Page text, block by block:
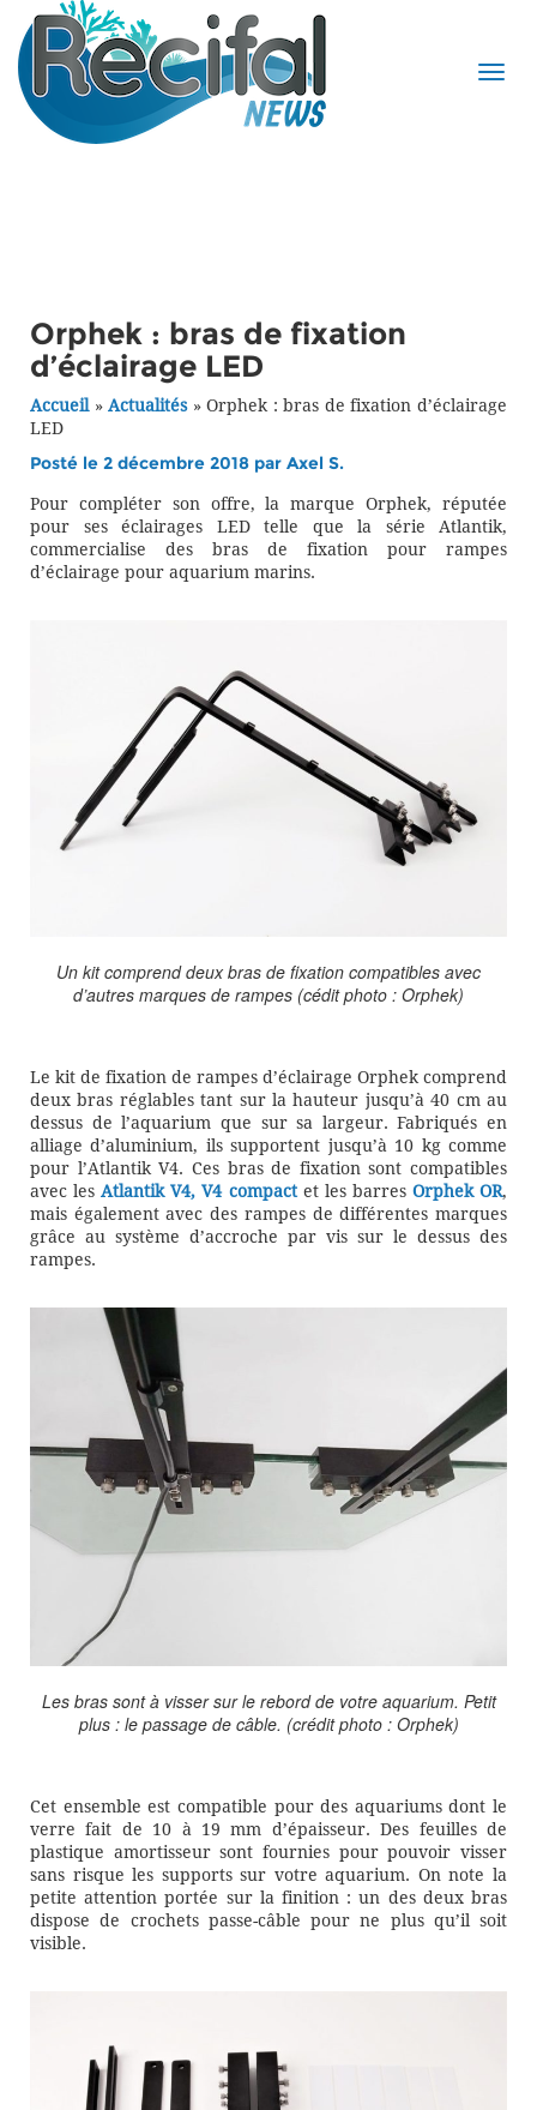
Orphek : bras de fixation
d’éclairage LED
Accueil»Actualités»Orphek : bras de fixation d’éclairage
LED
Posté le 2 décembre 2018 par Axel S.
Pour compléter son offre, la marque Orphek, réputée
pour ses éclairages LED telle que la série Atlantik,
commercialise des bras de fixation pour rampes
d’éclairage pour aquarium marins.
Un kit comprend deux bras de fixation compatibles avec
d’autres marques de rampes (cédit photo : Orphek)
Le kit de fixation de rampes d’éclairage Orphek comprend
deux bras réglables tant sur la hauteur jusqu’à 40 cm au
dessus de l’aquarium que sur sa largeur. Fabriqués en
alliage d’aluminium, ils supportent jusqu’à 10 kg comme
pour l’Atlantik V4. Ces bras de fixation sont compatibles
avec lesAtlantik V4, V4 compactet les barres Orphek OR,
mais également avec des rampes de différentes marques
grâce au système d’accroche par vis sur le dessus des
rampes.
Les bras sont à visser sur le rebord de votre aquarium. Petit
plus : le passage de câble. (crédit photo : Orphek)
Cet ensemble est compatible pour des aquariums dont le
verre fait de 10 à 19 mm d’épaisseur. Des feuilles de
plastique amortisseur sont fournies pour pouvoir visser
sans risque les supports sur votre aquarium. On note la
petite attention portée sur la finition : un des deux bras
dispose de crochets passe-câble pour ne plus qu’il soit
visible.